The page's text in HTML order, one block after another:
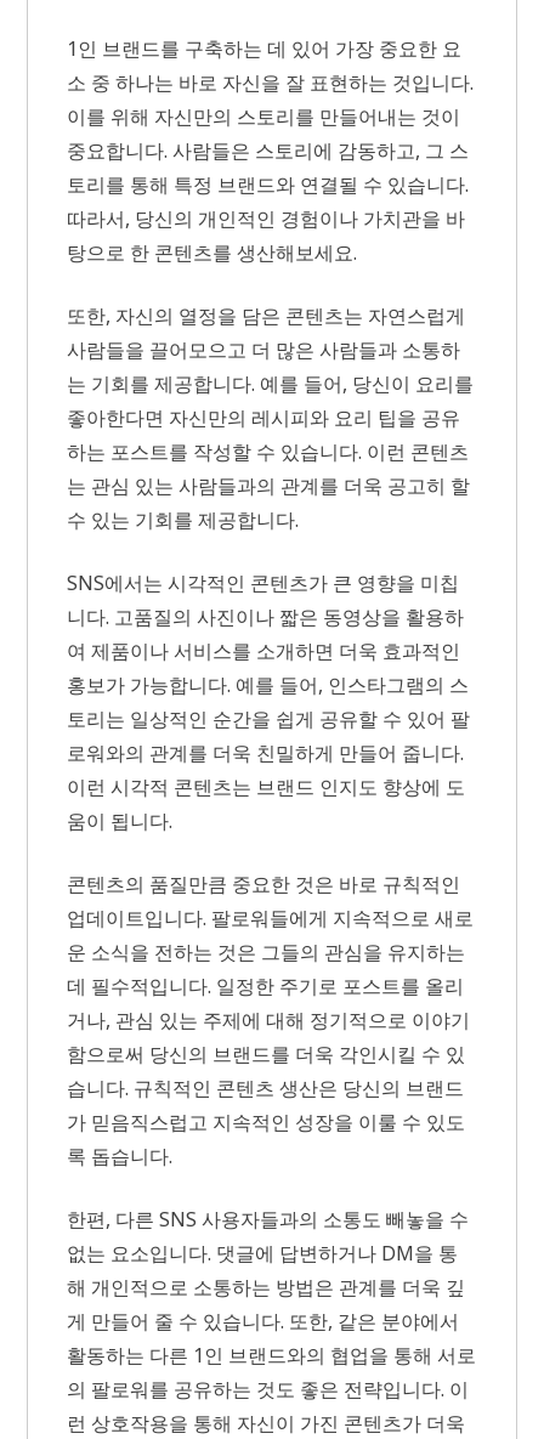
1인 브랜드를 구축하는 데 있어 가장 중요한 요
소 중 하나는 바로 자신을 잘 표현하는 것입니다.
이를 위해 자신만의 스토리를 만들어내는 것이
중요합니다. 사람들은 스토리에 감동하고, 그 스
토리를 통해 특정 브랜드와 연결될 수 있습니다.
따라서, 당신의 개인적인 경험이나 가치관을 바
탕으로 한 콘텐츠를 생산해보세요.
또한, 자신의 열정을 담은 콘텐츠는 자연스럽게
사람들을 끌어모으고 더 많은 사람들과 소통하
는 기회를 제공합니다. 예를 들어, 당신이 요리를
좋아한다면 자신만의 레시피와 요리 팁을 공유
하는 포스트를 작성할 수 있습니다. 이런 콘텐츠
는 관심 있는 사람들과의 관계를 더욱 공고히 할
수 있는 기회를 제공합니다.
SNS에서는 시각적인 콘텐츠가 큰 영향을 미칩
니다. 고품질의 사진이나 짧은 동영상을 활용하
여 제품이나 서비스를 소개하면 더욱 효과적인
홍보가 가능합니다. 예를 들어, 인스타그램의 스
토리는 일상적인 순간을 쉽게 공유할 수 있어 팔
로워와의 관계를 더욱 친밀하게 만들어 줍니다.
이런 시각적 콘텐츠는 브랜드 인지도 향상에 도
움이 됩니다.
콘텐츠의 품질만큼 중요한 것은 바로 규칙적인
업데이트입니다. 팔로워들에게 지속적으로 새로
운 소식을 전하는 것은 그들의 관심을 유지하는
데 필수적입니다. 일정한 주기로 포스트를 올리
거나, 관심 있는 주제에 대해 정기적으로 이야기
함으로써 당신의 브랜드를 더욱 각인시킬 수 있
습니다. 규칙적인 콘텐츠 생산은 당신의 브랜드
가 믿음직스럽고 지속적인 성장을 이룰 수 있도
록 돕습니다.
한편, 다른 SNS 사용자들과의 소통도 빼놓을 수
없는 요소입니다. 댓글에 답변하거나 DM을 통
해 개인적으로 소통하는 방법은 관계를 더욱 깊
게 만들어 줄 수 있습니다. 또한, 같은 분야에서
활동하는 다른 1인 브랜드와의 협업을 통해 서로
의 팔로워를 공유하는 것도 좋은 전략입니다. 이
런 상호작용을 통해 자신이 가진 콘텐츠가 더욱